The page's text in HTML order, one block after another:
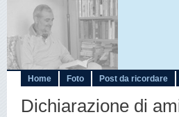
Home Foto Post da ricordare
Dichiarazione di